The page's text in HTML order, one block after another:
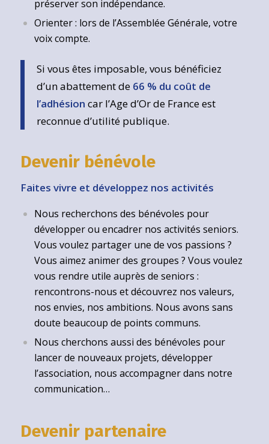
préserver son indépendance.
Orienter : lors de l’Assemblée Générale, votre
voix compte.
Si vous êtes imposable, vous bénéficiez
d’un abattement de 66 % du coût de
l’adhésion car l’Age d’Or de France est
reconnue d’utilité publique.
Devenir bénévole
Faites vivre et développez nos activités
Nous recherchons des bénévoles pour
développer ou encadrer nos activités seniors.
Vous voulez partager une de vos passions ?
Vous aimez animer des groupes ? Vous voulez
vous rendre utile auprès de seniors :
rencontrons-nous et découvrez nos valeurs,
nos envies, nos ambitions. Nous avons sans
doute beaucoup de points communs.
Nous cherchons aussi des bénévoles pour
lancer de nouveaux projets, développer
l’association, nous accompagner dans notre
communication…
Devenir partenaire